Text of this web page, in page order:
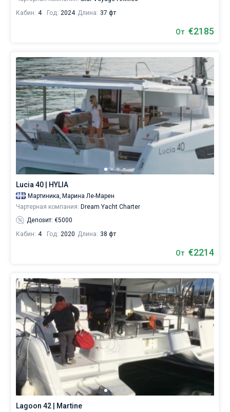
Кабин: 4 Год: 2024 Длина: 37 фт
От €2185
Lucia 40 | HYLIA
Мартиника, Марина Ле-Марен
Чартерная компания: Dream Yacht Charter
Депозит: €5000
Кабин: 4 Год: 2020 Длина: 38 фт
От €2214
Lagoon 42 | Martine